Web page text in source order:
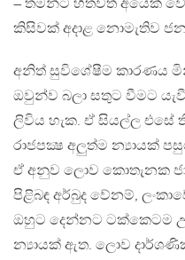
– තමන්ට හිතවත් අයෙක්
කිසිවක් අදාළ නොමැතිව
අනිත් සුවිශේෂීම කාරණය
ඔවුන්ව බලා සතුට වීමට
ලිවිය හැක. ඒ සියල්ල එසේ
රාජපක්‍ෂ අලුත්ම න්‍යායක්
ඒ අනුව ලොව කොතැනක
පිළිබඳ අර්බුද වේනම්,
ඔහුට දෙන්නට ටක්කෙටම
න්‍යායක් ඇත. ලොව